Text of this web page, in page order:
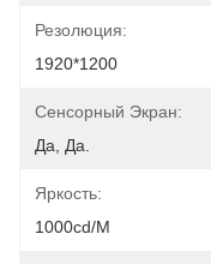
Резолюция:
1920*1200
Сенсорный Экран:
Да, Да.
Яркость:
1000cd/m